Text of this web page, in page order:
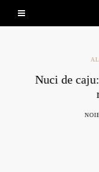
Nuci de